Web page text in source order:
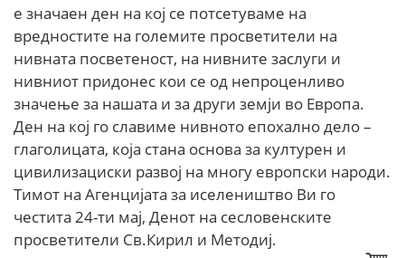
е значаен ден на кој се потсетуваме на
вредностите на големите просветители на
нивната посветеност, на нивните заслуги и
нивниот придонес кои се од непроценливо
значење за нашата и за други земји во Европа.
Ден на кој го славиме нивното епохално дело –
глаголицата, која стана основа за културен и
цивилизациски развој на многу европски народи.
Тимот на Агенцијата за иселеништво Ви го
честита 24-ти мај, Денот на сесловенските
просветители Св.Кирил и Методиј.